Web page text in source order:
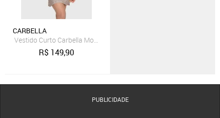
CARBELLA
Vestido Curto Carbella Mona Palha Bege
R$ 149,90
PUBLICIDADE